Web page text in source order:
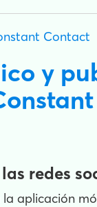
Contact
y
redes
la aplicación